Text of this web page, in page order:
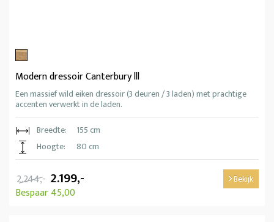
Modern dressoir Canterbury lll
Een massief wild eiken dressoir (3 deuren / 3 laden) met prachtige
accenten verwerkt in de laden.
Breedte:
155 cm
Hoogte:
80 cm
2.244,- 2.199,-
Bespaar 45,00
Bekijk